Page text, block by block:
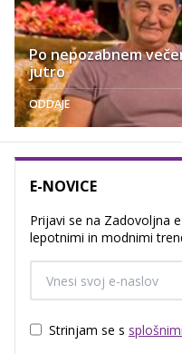
Po nepozabnem
jutro
ODDAJE
E-NOVICE
Prijavi se na Zadovoljna
lepotnimi in modnimi
Strinjam se s